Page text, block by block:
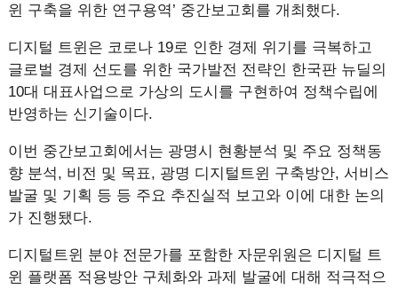
윈 구축을 위한 연구용역’ 중간보고회를 개최했다.
디지털 트윈은 코로나 19로 인한 경제 위기를 극복하고
글로벌 경제 선도를 위한 국가발전 전략인 한국판 뉴딜의
10대 대표사업으로 가상의 도시를 구현하여 정책수립에
반영하는 신기술이다.
이번 중간보고회에서는 광명시 현황분석 및 주요 정책동
향 분석, 비전 및 목표, 광명 디지털트윈 구축방안, 서비스
발굴 및 기획 등 등 주요 추진실적 보고와 이에 대한 논의
가 진행됐다.
디지털트윈 분야 전문가를 포함한 자문위원은 디지털 트
윈 플랫폼 적용방안 구체화와 과제 발굴에 대해 적극적으